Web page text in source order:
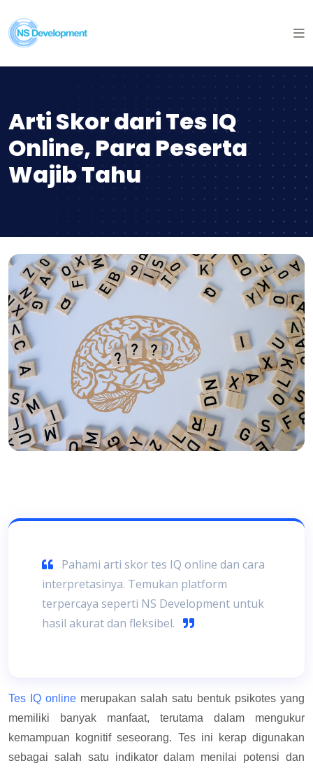
Arti Skor dari Tes IQ
Online, Para Peserta
Wajib Tahu
Pahami arti skor tes IQ online dan cara
interpretasinya. Temukan platform
terpercaya seperti NS Development untuk
hasil akurat dan fleksibel.
Tes IQ online merupakan salah satu bentuk psikotes yang
memiliki banyak manfaat, terutama dalam mengukur
kemampuan kognitif seseorang. Tes ini kerap digunakan
sebagai salah satu indikator dalam menilai potensi dan